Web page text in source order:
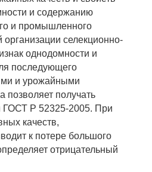
и содержанию
и промышленного
селекционно-
однодомности и
последующего
и урожайными
позволяет получать
ГОСТ Р 52325-2005. При
качеств,
к потере большого
отрицательный